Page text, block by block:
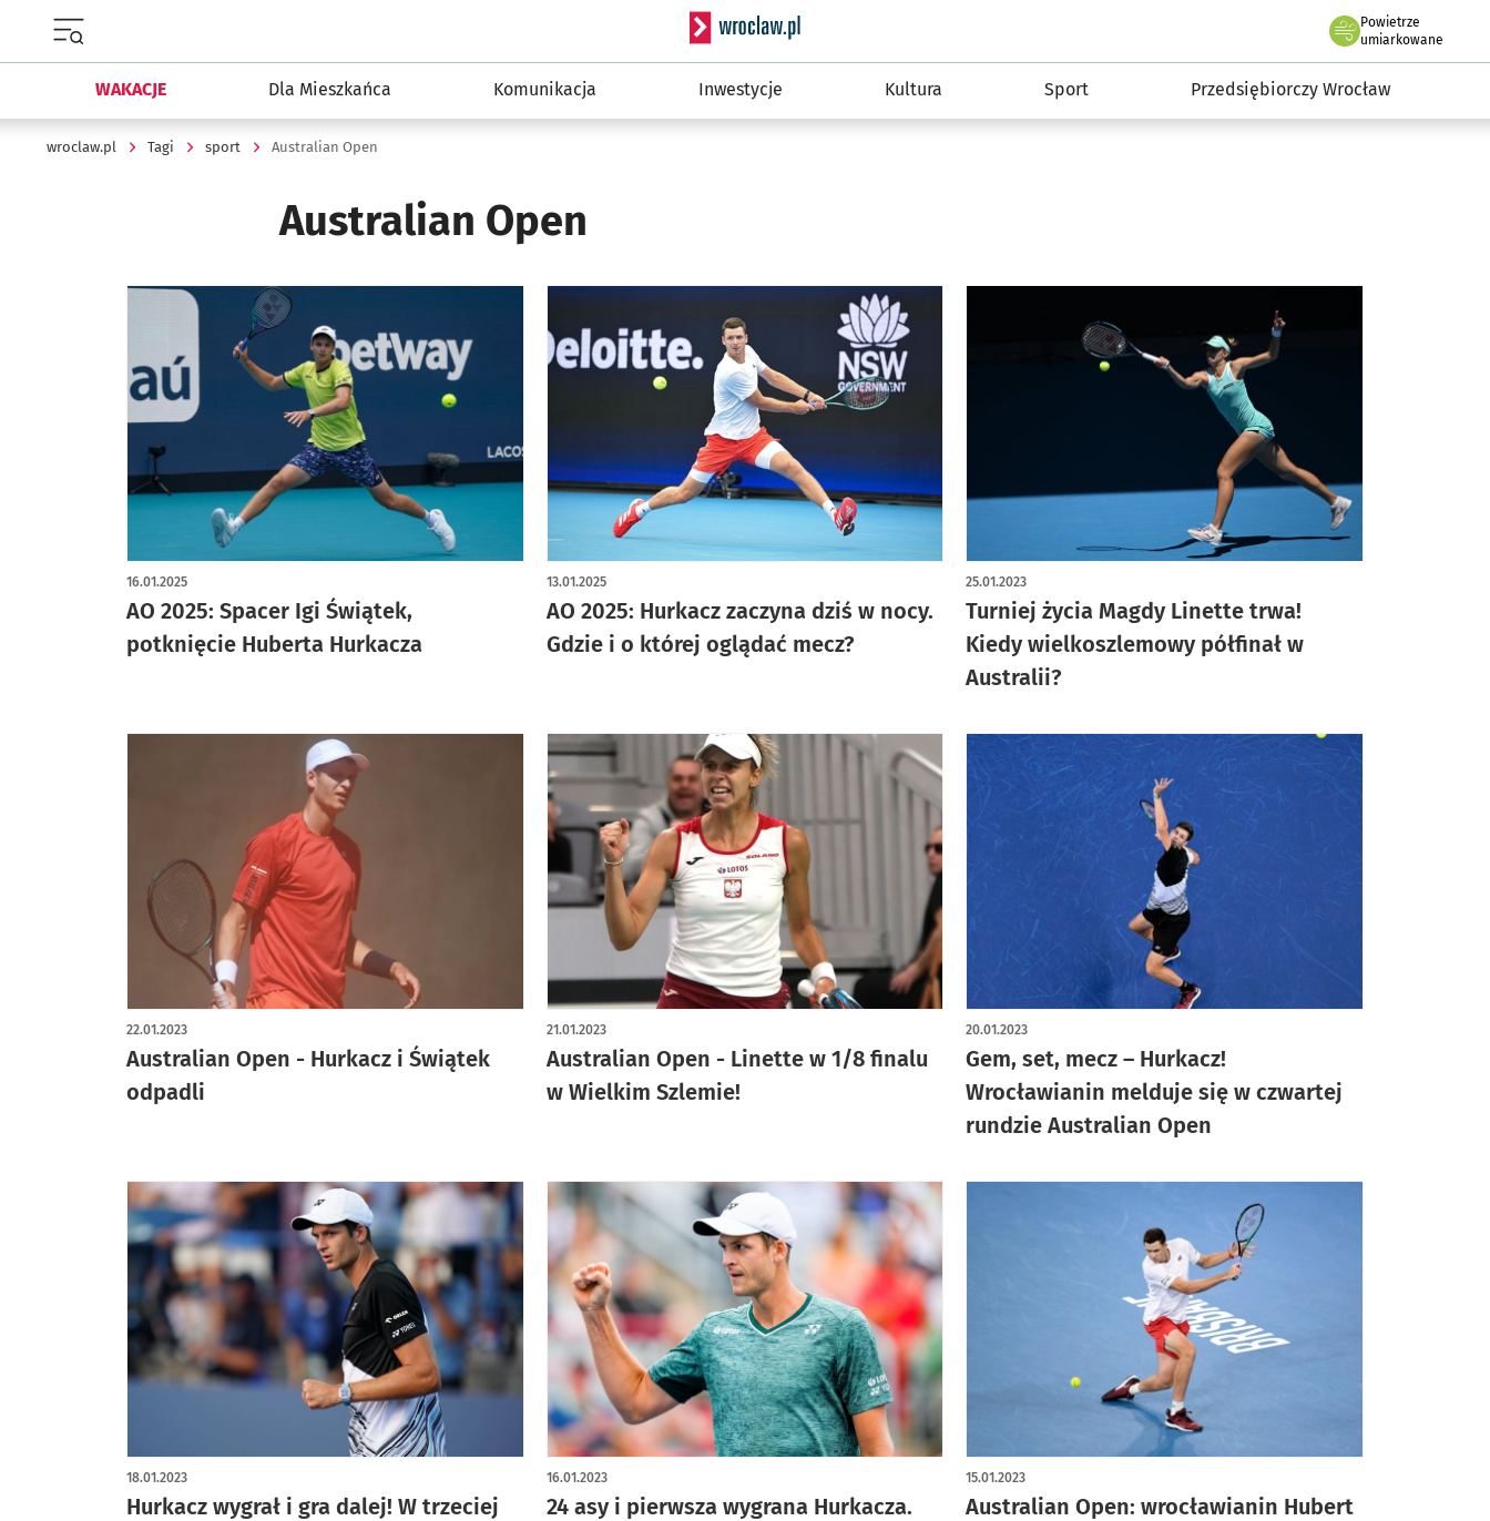
Serwis informacyjny wroclaw.pl
Powietrze
we Wrocławiu
umiarkowane
WAKACJE Dla Mieszkańca Komunikacja Inwestycje Kultura Sport Przedsiębiorczy Wrocław
wroclaw.pl Tagi sport Australian Open
Australian Open
AO 2025: Spacer Igi Świątek,
potknięcie Huberta Hurkacza
16.01.2025
AO 2025: Hurkacz zaczyna dziś w nocy.
Gdzie i o której oglądać mecz?
13.01.2025
Turniej życia Magdy Linette trwa!
Kiedy wielkoszlemowy półfinał w
Australii?
25.01.2023
Australian Open - Hurkacz i Świątek
odpadli
22.01.2023
Australian Open - Linette w 1/8 finalu
w Wielkim Szlemie!
21.01.2023
Gem, set, mecz – Hurkacz!
Wrocławianin melduje się w czwartej
rundzie Australian Open
20.01.2023
Hurkacz wygrał i gra dalej! W trzeciej
18.01.2023
24 asy i pierwsza wygrana Hurkacza.
16.01.2023
Australian Open: wrocławianin Hubert
15.01.2023